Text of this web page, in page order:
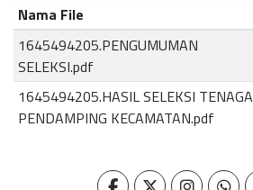
Nama File
1645494205.PENGUMUMAN
SELEKSI.pdf
1645494205.HASIL SELEKSI TENAGA
PENDAMPING KECAMATAN.pdf